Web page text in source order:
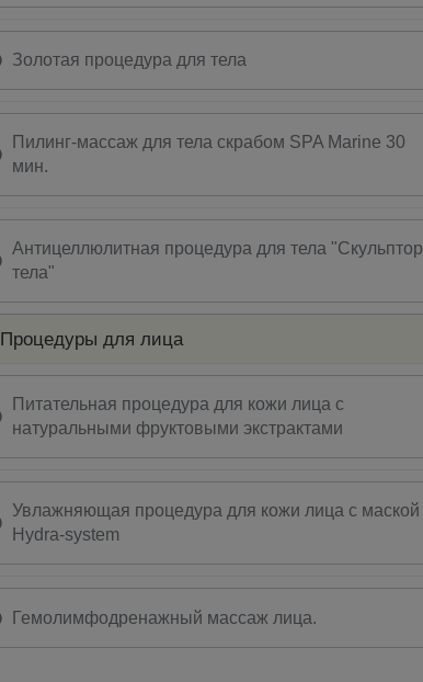
Золотая процедура для тела
Пилинг-массаж для тела скрабом SPA Marine 30
мин.
Антицеллюлитная процедура для тела "Скульптор
тела"
Процедуры для лица
Питательная процедура для кожи лица с
натуральными фруктовыми экстрактами
Увлажняющая процедура для кожи лица с маской
Hydra-system
Гемолимфодренажный массаж лица.